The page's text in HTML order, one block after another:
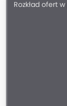
Rozkład ofert